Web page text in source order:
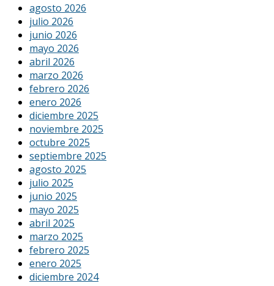
agosto 2026
julio 2026
junio 2026
mayo 2026
abril 2026
marzo 2026
febrero 2026
enero 2026
diciembre 2025
noviembre 2025
octubre 2025
septiembre 2025
agosto 2025
julio 2025
junio 2025
mayo 2025
abril 2025
marzo 2025
febrero 2025
enero 2025
diciembre 2024